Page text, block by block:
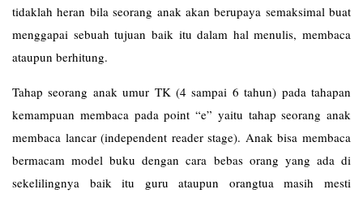
tidaklah heran bila seorang anak akan berupaya semaksimal buat
menggapai sebuah tujuan baik itu dalam hal menulis, membaca
ataupun berhitung.
Tahap seorang anak umur TK (4 sampai 6 tahun) pada tahapan
kemampuan membaca pada point “e” yaitu tahap seorang anak
membaca lancar (independent reader stage). Anak bisa membaca
bermacam model buku dengan cara bebas orang yang ada di
sekelilingnya baik itu guru ataupun orangtua masih mesti